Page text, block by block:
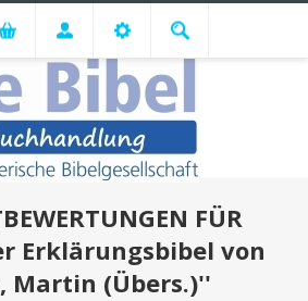
FÜR
Erklärungsbibel von
Martin (Übers.)